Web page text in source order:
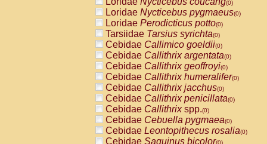
(0)
Loridae Nycticebus pygmaeus(0)
Loridae Perodicticus potto(0)
Tarsiidae Tarsius syrichta(0)
Cebidae Callimico goeldii(0)
Cebidae Callithrix argentata(0)
Cebidae Callithrix geoffroyi(0)
Cebidae Callithrix humeralifer(0)
Cebidae Callithrix jacchus(0)
Cebidae Callithrix penicillata(0)
Cebidae Callithrixspp.(0)
Cebidae Cebuella pygmaea(0)
Cebidae Leontopithecus rosalia(0)
Cebidae Saguinus bicolor(0)